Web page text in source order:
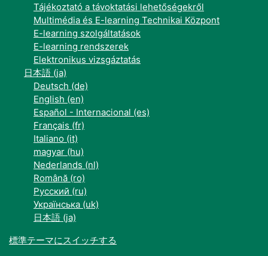
Tájékoztató a távoktatási lehetőségekről
Multimédia és E-learning Technikai Központ
E-learning szolgáltatások
E-learning rendszerek
Elektronikus vizsgáztatás
日本語 ‎(ja)‎
Deutsch ‎(de)‎
English ‎(en)‎
Español - Internacional ‎(es)‎
Français ‎(fr)‎
Italiano ‎(it)‎
magyar ‎(hu)‎
Nederlands ‎(nl)‎
Română ‎(ro)‎
Русский ‎(ru)‎
Українська ‎(uk)‎
日本語 ‎(ja)‎
標準テーマにスイッチする